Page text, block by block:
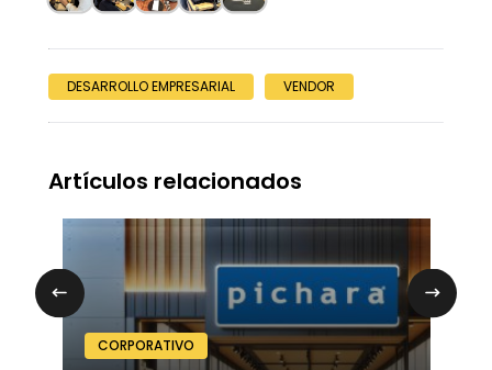
DESARROLLO EMPRESARIAL VENDOR
Artículos relacionados
CORPORATIVO